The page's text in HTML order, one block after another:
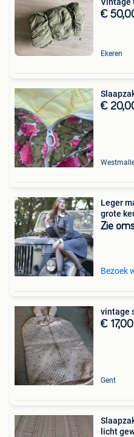
€
Ekeren
€
Leger
grote
Zie
Bezoek
vintage
€ 17,00
Gent
licht